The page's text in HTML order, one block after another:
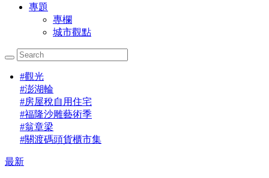
專題
專欄
城市觀點
#觀光
#澎湖輪
#房屋稅自用住宅
#福隆沙雕藝術季
#翁章梁
#關渡碼頭貨櫃市集
最新